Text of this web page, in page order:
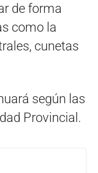
de forma
como la
cunetas
según las
Provincial.